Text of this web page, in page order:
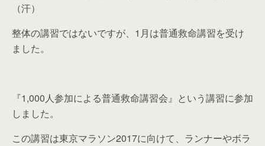
（汗）
整体の講習ではないですが、1月は普通救命講習を受け
ました。
『1,000人参加による普通救命講習会』という講習に参加
しました。
この講習は東京マラソン2017に向けて、ランナーやボラ